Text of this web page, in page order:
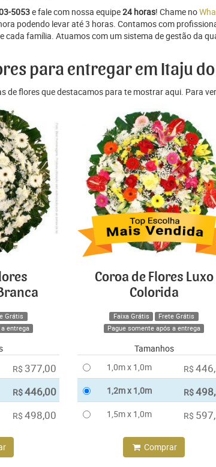
5053e fale com nossa equipe24 horas! Chame no
podendo levar até 3 horas. Contamos com
cada família. Atuamos com um sistema de gestão da
para entregar em Itaju
de flores que destacamos para te mostrar aqui. Para
Grátis
entrega
R$ 377,00
R$446,00
R$ 498,00
Coroa de Flores Luxo
Colorida
Faixa Grátis
Frete Grátis
Pague somente após a entrega
Tamanhos
1,0m x 1,0m
R$
1,2m x 1,0m R$
1,5m x 1,0m R$
Comprar